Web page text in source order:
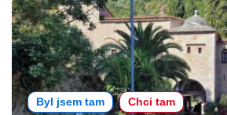
Byl jsem tam Chci tam